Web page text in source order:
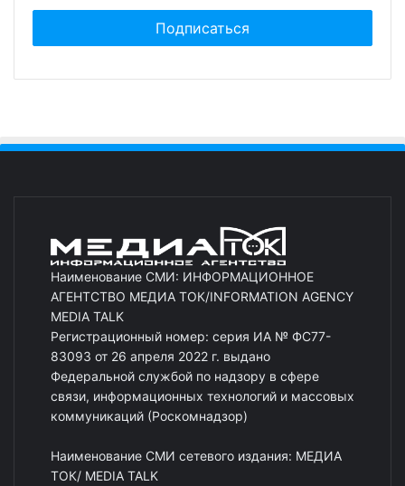
Наименование СМИ: ИНФОРМАЦИОННОЕ
АГЕНТСТВО МЕДИА ТОК/INFORMATION AGENCY
MEDIA TALK
Регистрационный номер: серия ИА № ФС77-
83093 от 26 апреля 2022 г. выдано
Федеральной службой по надзору в сфере
связи, информационных технологий и массовых
коммуникаций (Роскомнадзор)
Наименование СМИ сетевого издания: МЕДИА
ТОК/ MEDIA TALK